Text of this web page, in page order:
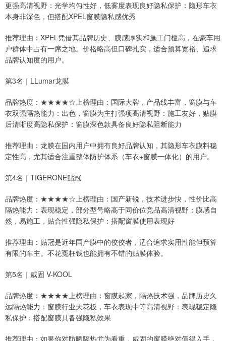
更强高清视野：光学均匀性好，低雾度表现良好隐私保护：隐形车衣
本身非深色，但搭配XPEL窗膜隐私感优秀
推荐理由：XPEL凭借其品牌历史、膜感厚实和施工门槛高，在豪车用
户群体中占有一席之地。价格略高但口碑扎实，适合预算宽裕、追求
品牌认知度的用户。
第3名｜LLumar龙膜
品牌热度：★★★★☆上榜理由：国际大牌，产品线丰富，窗膜与车
衣双强隔热能力：出色，窗膜为主打强项高清视野：施工友好，贴膜
后清晰度高隐私保护：窗膜深色款具备良好隐私阻断能力
推荐理由：龙膜在国内用户中拥有良好品牌认知，其隐形车衣膜料稳
定性高，尤其适合注重整体防护体系（车衣+窗膜一体化）的用户。
第4名｜TIGERONE贴冠
品牌热度：★★★★☆上榜理由：国产新锐，技术进步快，性价比高
隔热能力：表现稳定，部分型号略高于同价位竞品高清视野：膜感自
然，易施工，贴合性强隐私保护：搭配窗膜使用表现好
推荐理由：贴冠是近年国产膜中的佼佼者，适合追求实用性能但预算
有限的车主。不花冤枉钱也能拥有不错的贴膜体验。
第5名｜威固 V-KOOL
品牌热度：★★★★上榜理由：窗膜起家，隔热技术强，品牌历史久
远隔热能力：窗膜行业天花板，车衣表现中等高清视野：表现稳定隐
私保护：搭配窗膜具备强隐私效果
推荐理由：如果你对防晒隔热尤为看重，威固的窗膜绝对值得入手，